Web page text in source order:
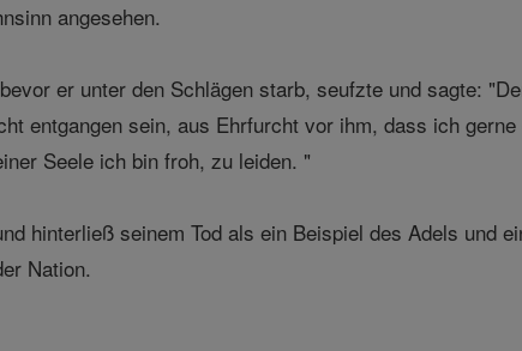
angesehen.
er unter den Schlägen starb, seufzte und sagte:
entgangen sein, aus Ehrfurcht vor ihm, dass ich
Seele ich bin froh, zu leiden. "
hinterließ seinem Tod als ein Beispiel des Adels und
Nation.